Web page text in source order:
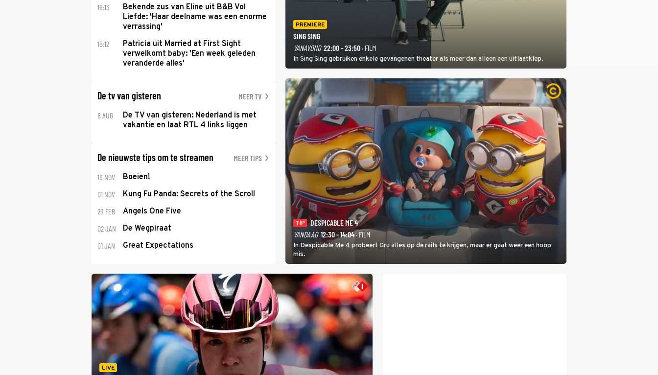
16:13
Bekende zus van Eline uit B&B Vol
Liefde: 'Haar deelname was een enorme
verrassing'
15:12
Patricia uit Married at First Sight
verwelkomt baby: 'Een week geleden
veranderde alles'
De tv van gisteren MEER TV
8 AUG
De TV van gisteren: Nederland is met
vakantie en laat RTL 4 links liggen
De nieuwste tips om te streamen MEER TIPS
16 NOV Boeien!
01 NOV Kung Fu Panda: Secrets of the Scroll
23 FEB Angels One Five
02 JAN De Wegpiraat
01 JAN Great Expectations
PREMIERE
SING SING
VANAVOND 22:00 - 23:50· FILM
In Sing Sing gebruiken enkele gevangenen theater als meer dan alleen een uitlaatklep.
TIP
DESPICABLE ME 4
VANDAAG 12:30 - 14:04· FILM
In Despicable Me 4 probeert Gru alles op de rails te krijgen, maar er gaat weer een hoop
mis.
LIVE